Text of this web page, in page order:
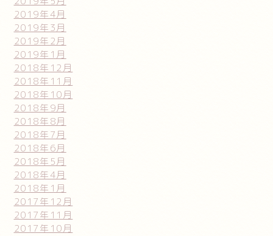
2019年4月
2019年3月
2019年2月
2019年1月
2018年12月
2018年11月
2018年10月
2018年9月
2018年8月
2018年7月
2018年6月
2018年5月
2018年4月
2018年1月
2017年12月
2017年11月
2017年10月